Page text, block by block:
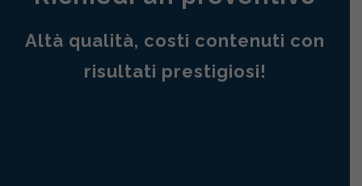
Altà qualità, costi contenuti con
risultati prestigiosi!